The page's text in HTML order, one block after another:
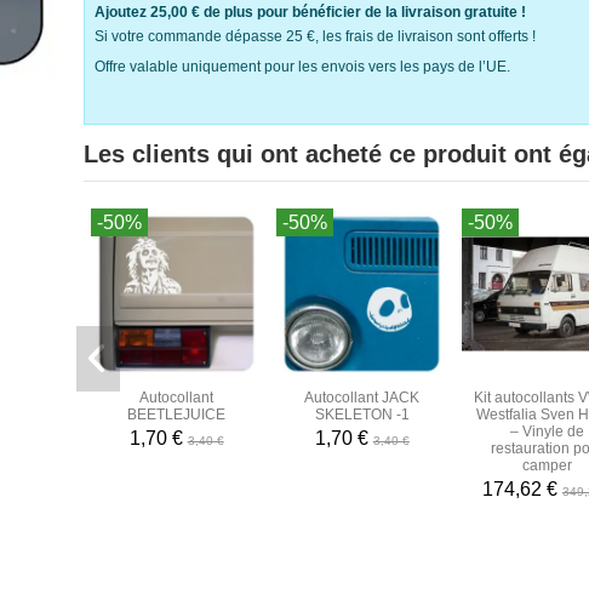
Ajoutez 25,00 € de plus pour bénéficier de la livraison gratuite !
Si votre commande dépasse 25 €, les frais de livraison sont offerts !
Offre valable uniquement pour les envois vers les pays de l’UE.
Les clients qui ont acheté ce produit ont
-50%
Autocollant
BEETLEJUICE
1,70 €3,40 €
-50%
Autocollant JACK
SKELETON -1
1,70 €3,40 €
-50%
Kit autocollants
Westfalia Sven
– Vinyle de
restauration
camper
174,62 €